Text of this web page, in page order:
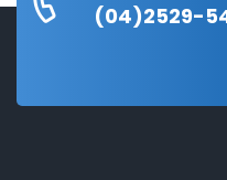
(04)2529-